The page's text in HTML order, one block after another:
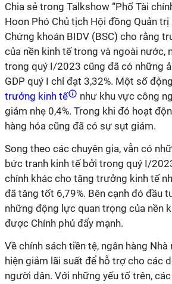
Chia sẻ trong Talkshow “Phố Tài
Hoon Phó Chủ tịch Hội đồng Quản
Chứng khoán BIDV (BSC) cho rằng
của nền kinh tế trong và ngoài nước,
trong quý I/2023 cũng đã có những
GDP quý I chỉ đạt 3,32%. Một số
trưởng kinh tế
như khu vực công
giảm nhẹ 0,4%. Trong khi đó hoạt
hàng hóa cũng đã có sự sụt giảm.
Song theo các chuyên gia, vẫn có
bức tranh kinh tế bởi trong quý I/
chính khác cho tăng trưởng kinh tế
đã tăng tốt 6,79%. Bên cạnh đó đầu
những động lực quan trọng của nền
được Chính phủ đẩy mạnh.
Về chính sách tiền tệ, ngân hàng
hiện giảm lãi suất để hỗ trợ cho các
người dân. Với những yếu tố trên,